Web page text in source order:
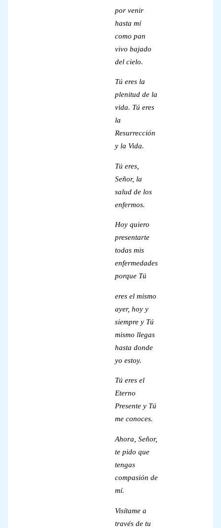
por venir
hasta mí
como pan
vivo bajado
del cielo.
Tú eres la
plenitud de la
vida. Tú eres
la
Resurrección
y la Vida.
Tú eres,
Señor, la
salud de los
enfermos.
Hoy quiero
presentarte
todas mis
enfermedades
porque Tú
eres el mismo
ayer, hoy y
siempre y Tú
mismo llegas
hasta donde
yo estoy.
Tú eres el
Eterno
Presente y Tú
me conoces.
Ahora, Señor,
te pido que
tengas
compasión de
mí.
Visítame a
través de tu